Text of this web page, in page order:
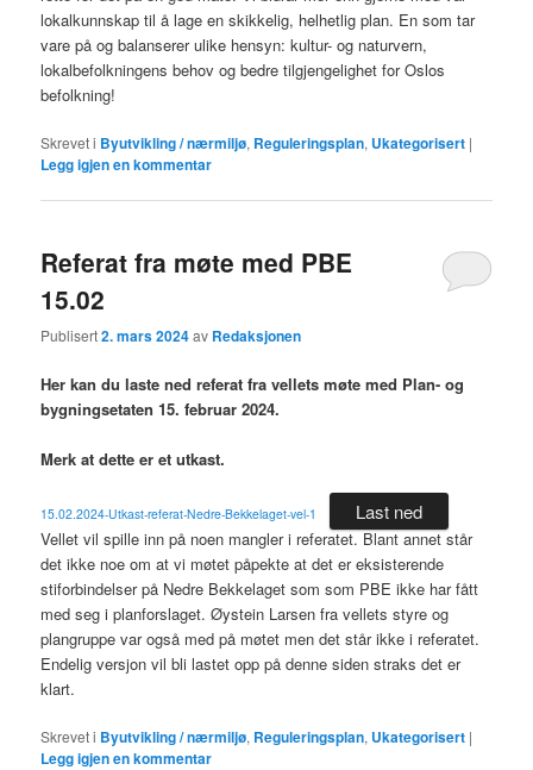
lokalkunnskap til å lage en skikkelig, helhetlig plan. En som tar
vare på og balanserer ulike hensyn: kultur- og naturvern,
lokalbefolkningens behov og bedre tilgjengelighet for Oslos
befolkning!
Skrevet i Byutvikling / nærmiljø, Reguleringsplan, Ukategorisert |
Legg igjen en kommentar
Referat fra møte med PBE
15.02
Publisert2. mars 2024av Redaksjonen
Her kan du laste ned referat fra vellets møte med Plan- og
bygningsetaten 15. februar 2024.
Merk at dette er et utkast.
15.02.2024-Utkast-referat-Nedre-Bekkelaget-vel-1 Last ned
Vellet vil spille inn på noen mangler i referatet. Blant annet står
det ikke noe om at vi møtet påpekte at det er eksisterende
stiforbindelser på Nedre Bekkelaget som som PBE ikke har fått
med seg i planforslaget. Øystein Larsen fra vellets styre og
plangruppe var også med på møtet men det står ikke i referatet.
Endelig versjon vil bli lastet opp på denne siden straks det er
klart.
Skrevet i Byutvikling / nærmiljø, Reguleringsplan, Ukategorisert |
Legg igjen en kommentar